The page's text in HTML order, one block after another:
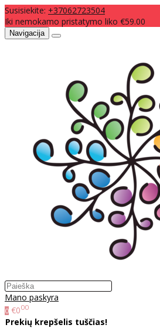
Susisiekite: +37062723504
Iki nemokamo pristatymo liko €59.00
Navigacija
Mano paskyra
0 €000
Prekių krepšelis tuščias!